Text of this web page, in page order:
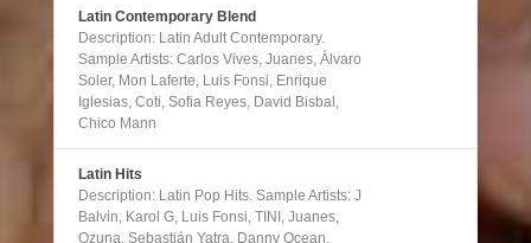
Latin Contemporary Blend
Description: Latin Adult Contemporary.
Sample Artists: Carlos Vives, Juanes, Álvaro
Soler, Mon Laferte, Luis Fonsi, Enrique
Iglesias, Coti, Sofia Reyes, David Bisbal,
Chico Mann
Latin Hits
Description: Latin Pop Hits. Sample Artists: J
Balvin, Karol G, Luis Fonsi, TINI, Juanes,
Ozuna, Sebastián Yatra, Danny Ocean,